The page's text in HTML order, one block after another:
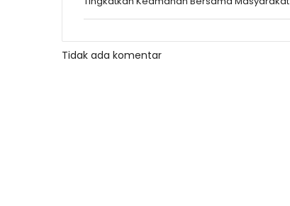
Tidak ada komentar